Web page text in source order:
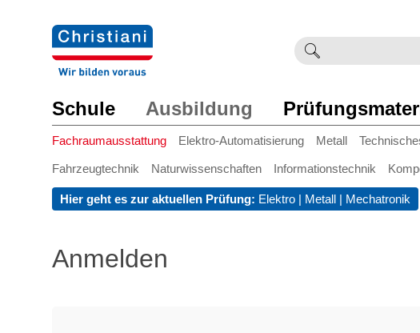
eingeben
Schule Ausbildung
Fachraumausstattung Elektro-Automatisierung Metall
Fahrzeugtechnik Naturwissenschaften Informationstechnik
Hier geht es zur aktuellen Prüfung: Elektro | Metall | Mechatronik
Anmelden